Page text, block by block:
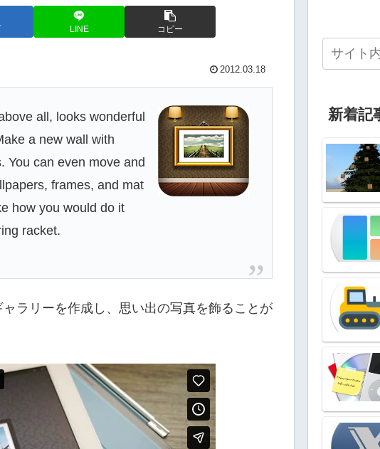
LINE コピー
2012.03.18
all, looks wonderful
a new wall with
You can even move and
frames, and mat
how you would do it
racket.
ラリーを作成し、思い出の写真を飾ることが
新着記